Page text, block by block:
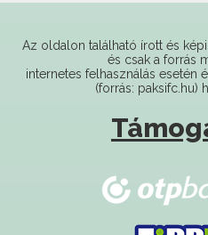
internetes felhasználás esetén
(forrás: paksifc.hu)